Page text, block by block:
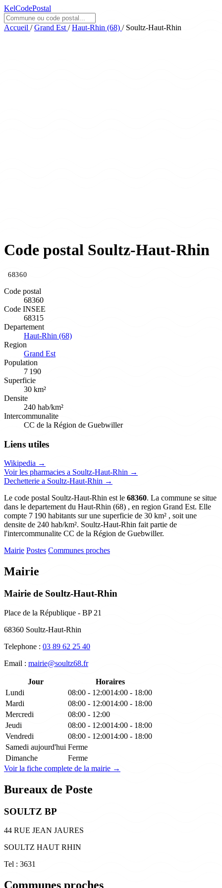
KelCodePostal
Accueil / Grand Est / Haut-Rhin (68) / Soultz-Haut-Rhin
Code postal Soultz-Haut-Rhin
68360
Code postal
68360
Code INSEE
68315
Departement
Haut-Rhin (68)
Region
Grand Est
Population
7 190
Superficie
30 km²
Densite
240 hab/km²
Intercommunalite
CC de la Région de Guebwiller
Liens utiles
Wikipedia →
Voir les pharmacies a Soultz-Haut-Rhin →
Dechetterie a Soultz-Haut-Rhin →
Le code postal Soultz-Haut-Rhin est le 68360. La commune se situe
dans le departement du Haut-Rhin (68) , en region Grand Est. Elle
compte 7 190 habitants sur une superficie de 30 km² , soit une
densite de 240 hab/km². Soultz-Haut-Rhin fait partie de
l'intercommunalite CC de la Région de Guebwiller.
Mairie Postes Communes proches
Mairie
Mairie de Soultz-Haut-Rhin
Place de la République - BP 21
68360 Soultz-Haut-Rhin
Telephone : 03 89 62 25 40
Email : mairie@soultz68.fr
Jour
Horaires
Lundi
08:00 - 12:0014:00 - 18:00
Mardi
08:00 - 12:0014:00 - 18:00
Mercredi
08:00 - 12:00
Jeudi
08:00 - 12:0014:00 - 18:00
Vendredi
08:00 - 12:0014:00 - 18:00
Samedi aujourd'hui Ferme
Dimanche
Ferme
Voir la fiche complete de la mairie →
Bureaux de Poste
SOULTZ BP
44 RUE JEAN JAURES
SOULTZ HAUT RHIN
Tel : 3631
Communes proches